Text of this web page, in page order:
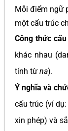
Mỗi điểm ngữ
một cấu trúc
Công thức
khác nhau
tính từ na).
Ý nghĩa và
cấu trúc (ví
xin phép) và